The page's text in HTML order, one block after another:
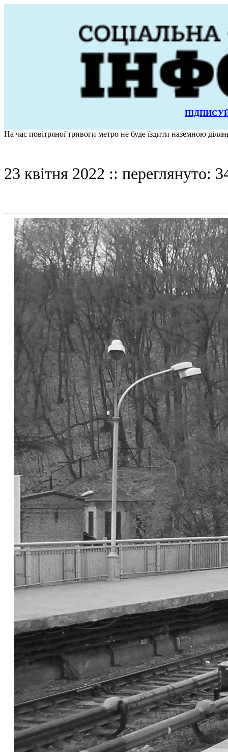
На час повітряної тривоги метро не буде їздити наземною
23 квітня 2022 :: переглянуто: